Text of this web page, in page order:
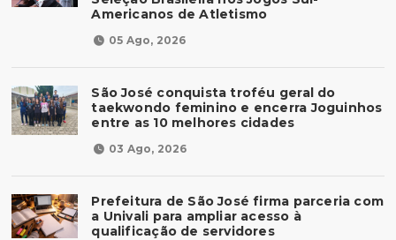
Americanos de Atletismo
05 Ago, 2026
São José conquista troféu geral do
taekwondo feminino e encerra Joguinhos
entre as 10 melhores cidades
03 Ago, 2026
Prefeitura de São José firma parceria com
a Univali para ampliar acesso à
qualificação de servidores